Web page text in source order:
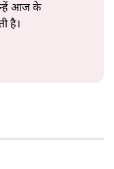
आज के
है।